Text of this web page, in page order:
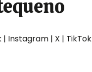
| Instagram | X | TikTok